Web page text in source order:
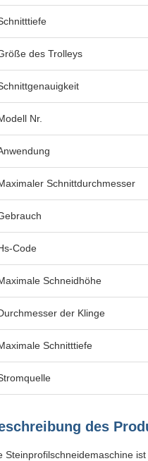
des Trolleys
Nr.
Schnittdurchmesser
Code
Schneidhöhe
der Klinge
Schnitttiefe
des
Steinprofilschneidemaschine